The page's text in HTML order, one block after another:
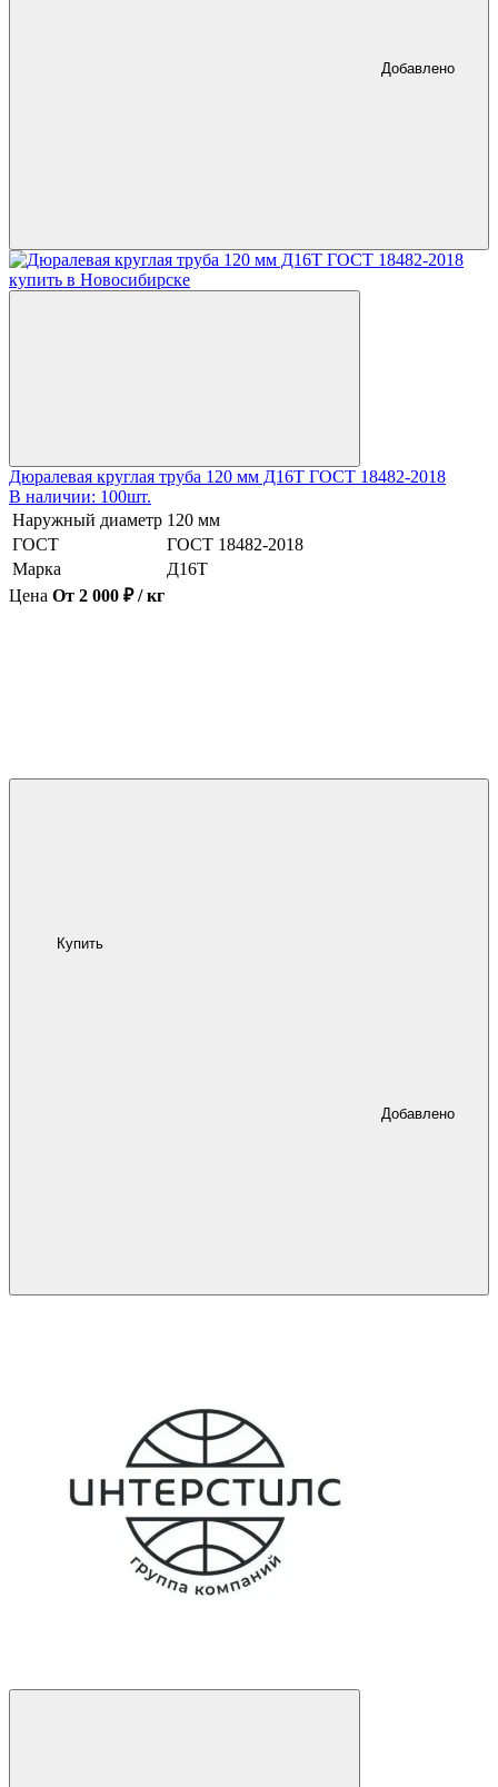
Добавлено
Дюралевая круглая труба 120 мм Д16Т ГОСТ 18482-2018
В наличии: 100шт.
Наружный диаметр 120 мм
ГОСТ
ГОСТ 18482-2018
Марка
Д16Т
Цена От 2 000 ₽ / кг
Купить
Добавлено